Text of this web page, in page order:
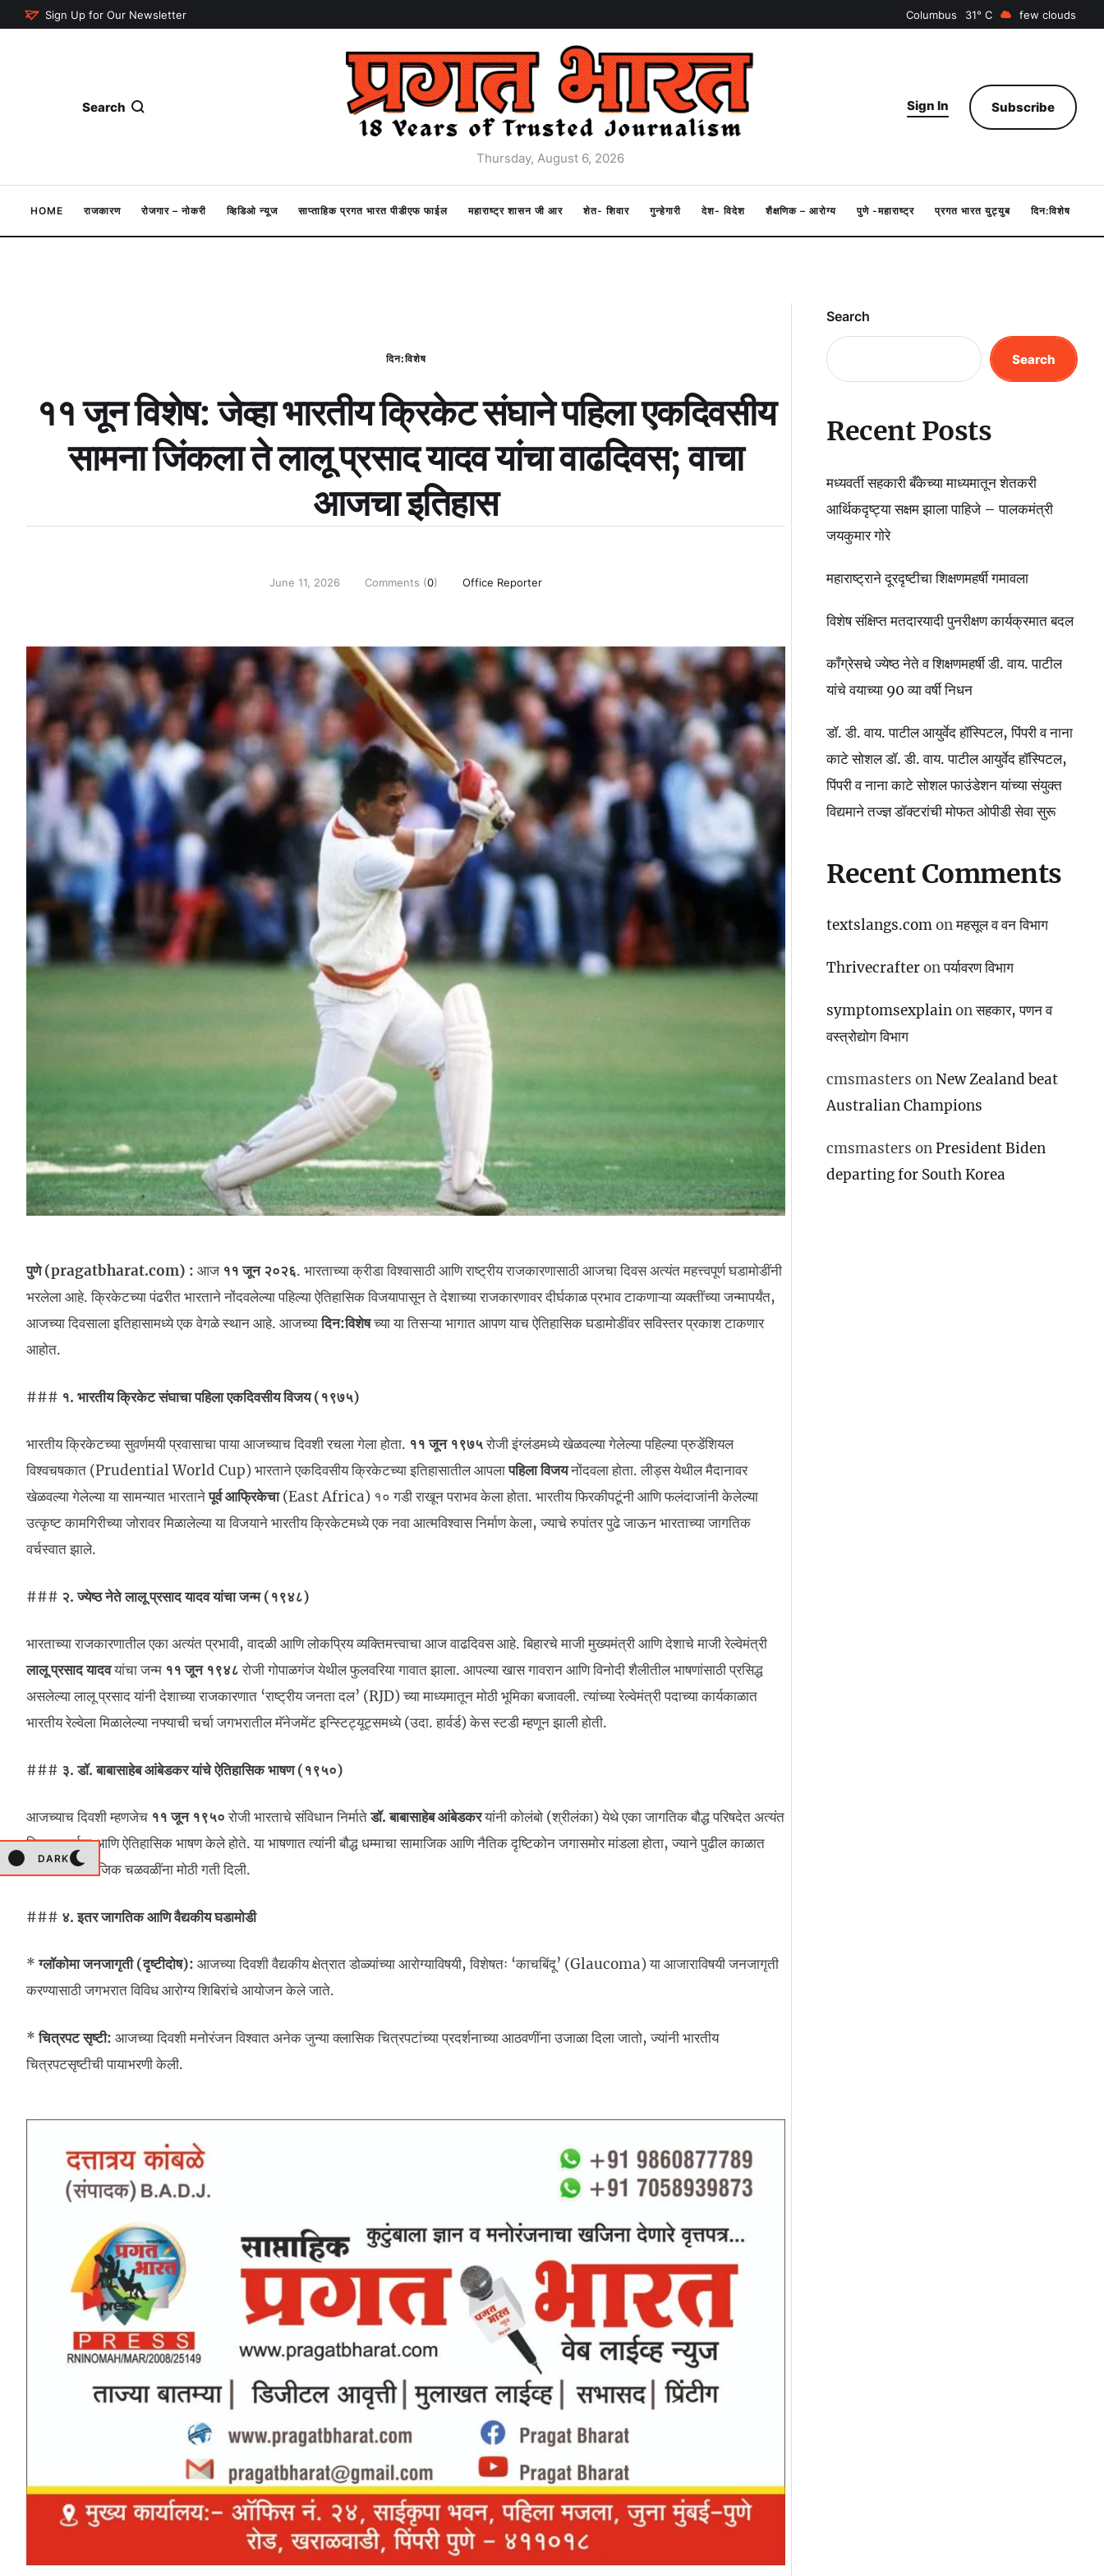
Sign Up for Our Newsletter Columbus 31 few clouds
Search
Thursday, August 6, 2026
Sign In Subscribe
DARK
HOME राजकारण रोजगार – नोकरी व्हिडिओ न्यूज साप्ताहिक प्रगत भारत पीडीएफ फाईल महाराष्ट्र शासन जी आर शेत- शिवार गुन्हेगारी देश- विदेश शैक्षणिक – आरोग्य पुणे -महाराष्ट्र प्रगत भारत युट्युब दिन:विशेष
दिन:विशेष
११ जून विशेष: जेव्हा भारतीय क्रिकेट संघाने पहिला एकदिवसीय
सामना जिंकला ते लालू प्रसाद यादव यांचा वाढदिवस; वाचा
आजचा इतिहास
June 11, 2026 Comments (0) Office Reporter
पुणे (pragatbharat.com) : आज ११ जून २०२६. भारताच्या क्रीडा विश्वासाठी आणि राष्ट्रीय राजकारणासाठी आजचा दिवस अत्यंत महत्त्वपूर्ण घडामोडींनी
भरलेला आहे. क्रिकेटच्या पंढरीत भारताने नोंदवलेल्या पहिल्या ऐतिहासिक विजयापासून ते देशाच्या राजकारणावर दीर्घकाळ प्रभाव टाकणाऱ्या व्यक्तींच्या जन्मापर्यंत,
आजच्या दिवसाला इतिहासामध्ये एक वेगळे स्थान आहे. आजच्यादिन:विशेषच्या या तिसऱ्या भागात आपण याच ऐतिहासिक घडामोडींवर सविस्तर प्रकाश टाकणार
आहोत.
### १. भारतीय क्रिकेट संघाचा पहिला एकदिवसीय विजय (१९७५)
भारतीय क्रिकेटच्या सुवर्णमयी प्रवासाचा पाया आजच्याच दिवशी रचला गेला होता. ११ जून १९७५रोजी इंग्लंडमध्ये खेळवल्या गेलेल्या पहिल्या प्रुडेंशियल
विश्वचषकात (Prudential World Cup) भारताने एकदिवसीय क्रिकेटच्या इतिहासातील आपलापहिला विजयनोंदवला होता. लीड्स येथील मैदानावर
खेळवल्या गेलेल्या या सामन्यात भारतानेपूर्व आफ्रिकेचा(East Africa) १० गडी राखून पराभव केला होता. भारतीय फिरकीपटूंनी आणि फलंदाजांनी केलेल्या
उत्कृष्ट कामगिरीच्या जोरावर मिळालेल्या या विजयाने भारतीय क्रिकेटमध्ये एक नवा आत्मविश्वास निर्माण केला, ज्याचे रुपांतर पुढे जाऊन भारताच्या जागतिक
वर्चस्वात झाले.
### २. ज्येष्ठ नेते लालू प्रसाद यादव यांचा जन्म (१९४८)
भारताच्या राजकारणातील एका अत्यंत प्रभावी, वादळी आणि लोकप्रिय व्यक्तिमत्त्वाचा आज वाढदिवस आहे. बिहारचे माजी मुख्यमंत्री आणि देशाचे माजी रेल्वेमंत्री
लालू प्रसाद यादवयांचा जन्म ११ जून १९४८रोजी गोपाळगंज येथील फुलवरिया गावात झाला. आपल्या खास गावरान आणि विनोदी शैलीतील भाषणांसाठी प्रसिद्ध
असलेल्या लालू प्रसाद यांनी देशाच्या राजकारणात ‘राष्ट्रीय जनता दल’ (RJD) च्या माध्यमातून मोठी भूमिका बजावली. त्यांच्या रेल्वेमंत्री पदाच्या कार्यकाळात
भारतीय रेल्वेला मिळालेल्या नफ्याची चर्चा जगभरातील मॅनेजमेंट इन्स्टिट्यूट्समध्ये (उदा. हार्वर्ड) केस स्टडी म्हणून झाली होती.
### ३. डॉ. बाबासाहेब आंबेडकर यांचे ऐतिहासिक भाषण (१९५०)
आजच्याच दिवशी म्हणजेच ११ जून १९५०रोजी भारताचे संविधान निर्मातेडॉ. बाबासाहेब आंबेडकरयांनी कोलंबो (श्रीलंका) येथे एका जागतिक बौद्ध परिषदेत अत्यंत
विचारप्रवर्तक आणि ऐतिहासिक भाषण केले होते. या भाषणात त्यांनी बौद्ध धम्माचा सामाजिक आणि नैतिक दृष्टिकोन जगासमोर मांडला होता, ज्याने पुढील काळात
भारताच्या सामाजिक चळवळींना मोठी गती दिली.
### ४. इतर जागतिक आणि वैद्यकीय घडामोडी
*ग्लॉकोमा जनजागृती (दृष्टीदोष): आजच्या दिवशी वैद्यकीय क्षेत्रात डोळ्यांच्या आरोग्याविषयी, विशेषतः ‘काचबिंदू’ (Glaucoma) या आजाराविषयी जनजागृती
करण्यासाठी जगभरात विविध आरोग्य शिबिरांचे आयोजन केले जाते.
*चित्रपट सृष्टी: आजच्या दिवशी मनोरंजन विश्वात अनेक जुन्या क्लासिक चित्रपटांच्या प्रदर्शनाच्या आठवणींना उजाळा दिला जातो, ज्यांनी भारतीय
चित्रपटसृष्टीची पायाभरणी केली.
Search
Search
Recent Posts
मध्यवर्ती सहकारी बँकेच्या माध्यमातून शेतकरी
आर्थिकदृष्ट्या सक्षम झाला पाहिजे – पालकमंत्री
जयकुमार गोरे
महाराष्ट्राने दूरदृष्टीचा शिक्षणमहर्षी गमावला
विशेष संक्षिप्त मतदारयादी पुनरीक्षण कार्यक्रमात बदल
काँग्रेसचे ज्येष्ठ नेते व शिक्षणमहर्षी डी. वाय. पाटील
यांचे वयाच्या 90 व्या वर्षी निधन
डॉ. डी. वाय. पाटील आयुर्वेद हॉस्पिटल, पिंपरी व नाना
काटे सोशल डॉ. डी. वाय. पाटील आयुर्वेद हॉस्पिटल,
पिंपरी व नाना काटे सोशल फाउंडेशन यांच्या संयुक्त
विद्यमाने तज्ज्ञ डॉक्टरांची मोफत ओपीडी सेवा सुरू
Recent Comments
textslangs.comonमहसूल व वन विभाग
Thrivecrafteronपर्यावरण विभाग
symptomsexplainonसहकार, पणन व
वस्‍त्रोद्योग विभाग
cmsmasters onNew Zealand beat
Australian Champions
cmsmasters onPresident Biden
departing for South Korea